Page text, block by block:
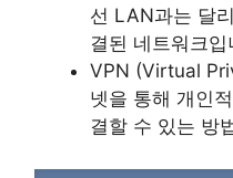
선 LAN과는 달
결된 네트워크입
VPN (Virtual
넷을 통해 개인
결할 수 있는 방